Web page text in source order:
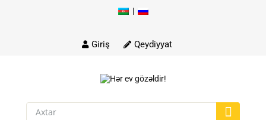
|
content
Giriş Qeydiyyat